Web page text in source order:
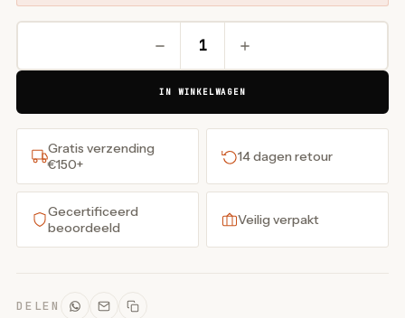
IN WINKELWAGEN
Gratis verzending
€150+
14 dagen retour
Gecertificeerd
beoordeeld
Veilig verpakt
DELEN